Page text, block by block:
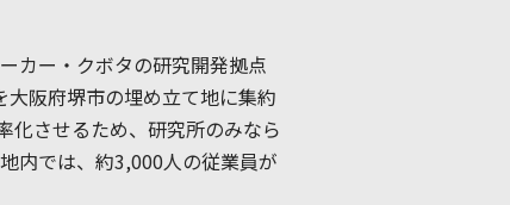
カー・クボタの研究開発拠点
阪府堺市の埋め立て地に集約
化させるため、研究所のみなら
内では、約3,000人の従業員が